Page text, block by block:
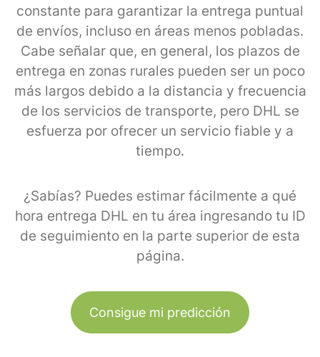
constante para garantizar la entrega puntual
de envíos, incluso en áreas menos pobladas.
Cabe señalar que, en general, los plazos de
entrega en zonas rurales pueden ser un poco
más largos debido a la distancia y frecuencia
de los servicios de transporte, pero DHL se
esfuerza por ofrecer un servicio fiable y a
tiempo.
¿Sabías? Puedes estimar fácilmente a qué
hora entrega DHL en tu área ingresando tu ID
de seguimiento en la parte superior de esta
página.
Consigue mi predicción